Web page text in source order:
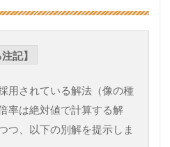
記】
用されている解法（像の種
率は絶対値で計算する解
つ、以下の別解を提示しま